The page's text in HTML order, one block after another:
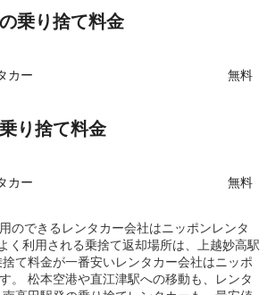
乗り捨て料金
カー 無料
り捨て料金
カー 無料
のできるレンタカー会社はニッポンレンタ
く利用される乗捨て返却場所は、上越妙高駅
て料金が一番安いレンタカー会社はニッポ
。 松本空港や直江津駅への移動も、レンタ